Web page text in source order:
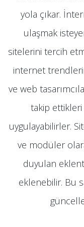
yola çıkar.
ulaşmak
sitelerini tercih
internet
ve web
takip
uygulayabilirler.
ve modüler
duyulan
eklenebilir. Bu